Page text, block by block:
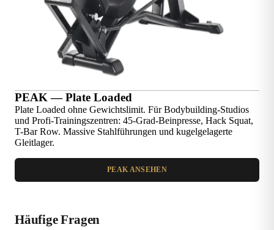
PEAK — Plate Loaded
Plate Loaded ohne Gewichtslimit. Für Bodybuilding-Studios
und Profi-Trainingszentren: 45-Grad-Beinpresse, Hack Squat,
T-Bar Row. Massive Stahlführungen und kugelgelagerte
Gleitlager.
PEAK ANSEHEN
Häufige Fragen